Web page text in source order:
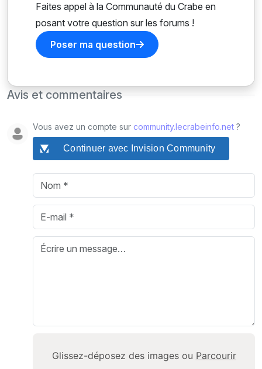
Faites appel à la Communauté du Crabe en
posant votre question sur les forums !
Poser ma question
Avis et commentaires
Vous avez un compte sur community.lecrabeinfo.net ?
Continuer avec Invision Community
Glissez-déposez des images ou Parcourir